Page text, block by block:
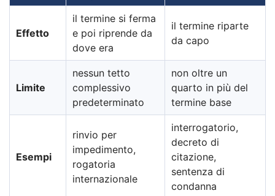
Effetto
il termine si ferma
e poi riprende da
dove era
il termine riparte
da capo
Limite
nessun tetto
complessivo
predeterminato
non oltre un
quarto in più del
termine base
Esempi
rinvio per
impedimento,
rogatoria
internazionale
interrogatorio,
decreto di
citazione,
sentenza di
condanna